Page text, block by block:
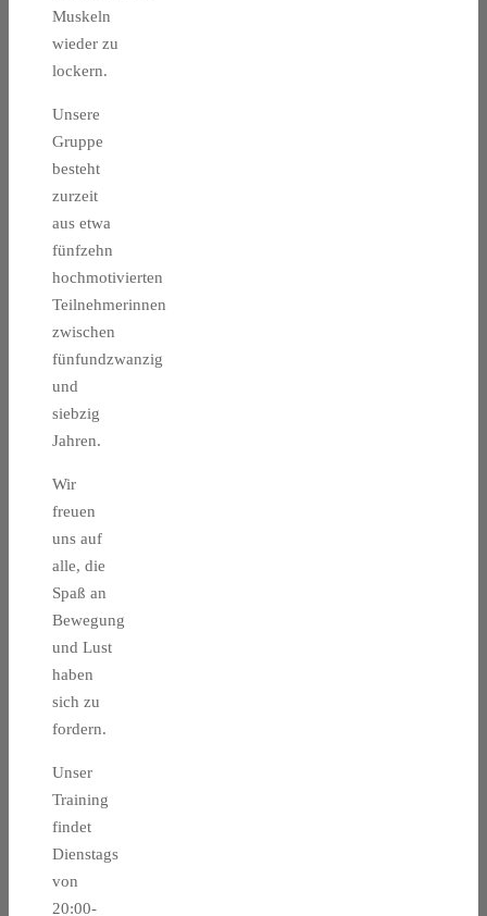
Muskeln
wieder zu
lockern.
Unsere
Gruppe
besteht
zurzeit
aus etwa
fünfzehn
hochmotivierten
Teilnehmerinnen
zwischen
fünfundzwanzig
und
siebzig
Jahren.
Wir
freuen
uns auf
alle, die
Spaß an
Bewegung
und Lust
haben
sich zu
fordern.
Unser
Training
findet
Dienstags
von
20:00-